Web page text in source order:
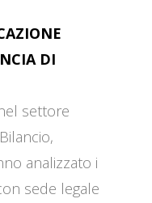
DI
settore
analizzato i
sede legale